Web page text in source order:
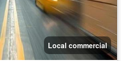
Local commercial